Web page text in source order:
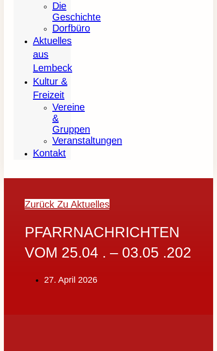
Die
Geschichte
Dorfbüro
Aktuelles
aus
Lembeck
Kultur &
Freizeit
Vereine
&
Gruppen
Veranstaltungen
Kontakt
Zurück Zu Aktuelles
PFARRNACHRICHTEN
VOM 25.04 . – 03.05 .202
27. April 2026